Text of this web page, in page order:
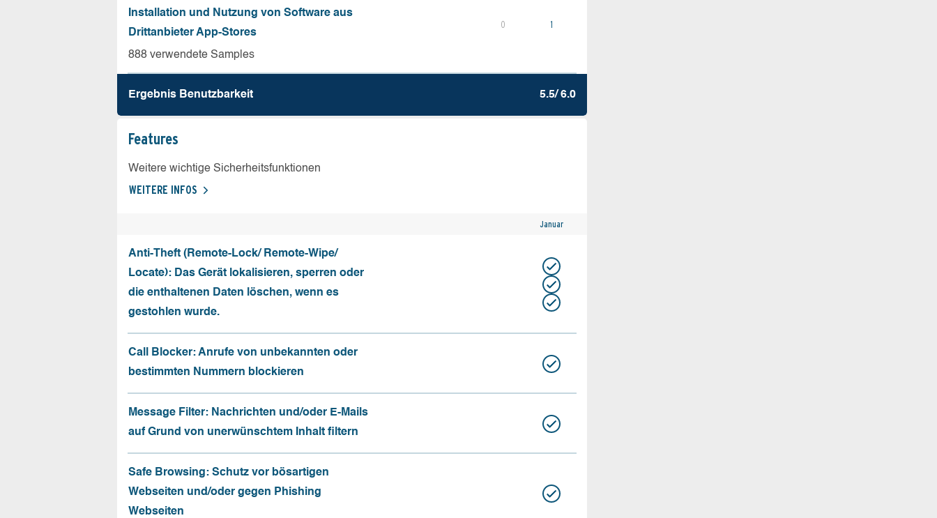
Installation und Nutzung von Software aus
Drittanbieter App-Stores
888 verwendete Samples
0 1
Ergebnis Benutz­barkeit 5.5/ 6.0
Features
Weitere wichtige Sicherheitsfunktionen
WEITERE INFOS
Januar
Anti-Theft (Remote-Lock/ Remote-Wipe/
Locate): Das Gerät lokalisieren, sperren oder
die enthaltenen Daten löschen, wenn es
gestohlen wurde.
Call Blocker: Anrufe von unbekannten oder
bestimmten Nummern blockieren
Message Filter: Nachrichten und/oder E-Mails
auf Grund von unerwünschtem Inhalt filtern
Safe Browsing: Schutz vor bösartigen
Webseiten und/oder gegen Phishing
Webseiten